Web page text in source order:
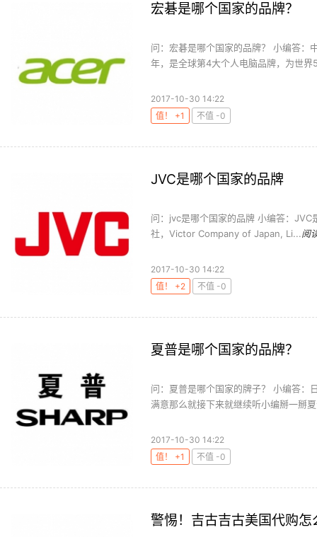
宏碁是哪个国家的品牌？
问：宏碁是哪个国家的品牌？ 小编答
年，是全球第4大个人电脑品牌，为世界
2017-10-30 14:22
值！ +1
不值 -0
JVC是哪个国家的品牌
问：jvc是哪个国家的品牌 小编答：JVC
社，Victor Company of Japan, Li...阅
2017-10-30 14:22
值！ +2
不值 -0
夏普是哪个国家的品牌？
问：夏普是哪个国家的牌子？ 小编答：
满意那么就接下来就继续听小编掰一掰
2017-10-30 14:22
值！ +1
不值 -0
警惕！吉古吉古美国代购怎